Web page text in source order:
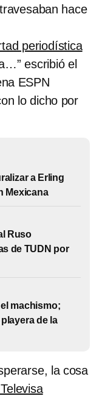
hace
periodística
escribió el
ESPN
lo dicho por
a Erling
Mexicana
Ruso
de TUDN por
machismo;
de la
la cosa